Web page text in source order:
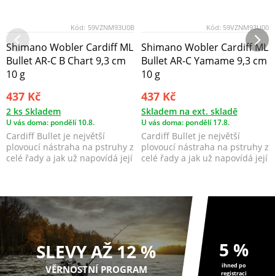
Kód: 59VZNM93U0B
Shimano Wobler Cardiff ML
Bullet AR-C B Chart 9,3 cm
10 g
437 Kč
2 ks Skladem
U vás doma: pondělí 10.8.
Cardiff Bullet je největší
plovoucí nástraha na pstruhy z
celé řady a jak už napovídá její
Kód: 59VZNM93U00
Shimano Wobler Cardiff ML
Bullet AR-C Yamame 9,3 cm
10 g
437 Kč
Skladem na ext. skladě
U vás doma: pondělí 17.8.
Cardiff Bullet je největší
plovoucí nástraha na pstruhy z
celé řady a jak už napovídá její
SLEVY AŽ 12 %
VĚRNOSTNÍ PROGRAM
5 %
ihned po
registraci